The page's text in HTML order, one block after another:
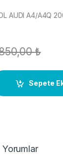
AUDI A4/A4Q
₺
SOL AUDI A4/
Sepete
Yorumlar